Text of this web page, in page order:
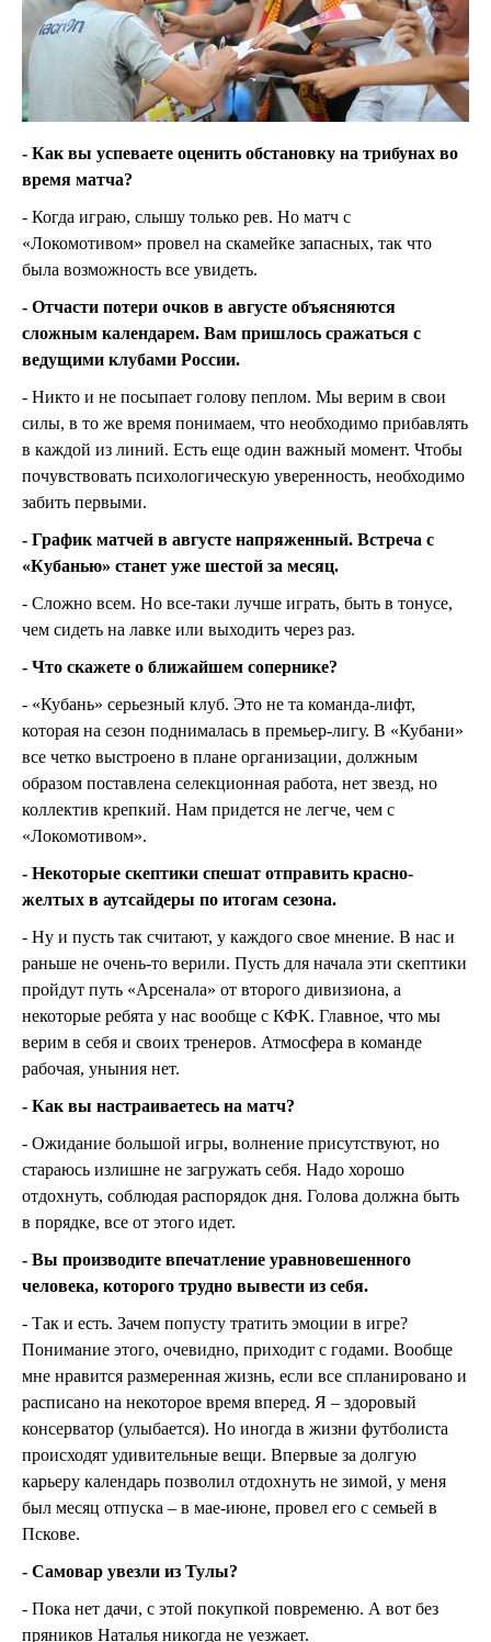
- Как вы успеваете оценить обстановку на трибунах во
время матча?
- Когда играю, слышу только рев. Но матч с
«Локомотивом» провел на скамейке запасных, так что
была возможность все увидеть.
- Отчасти потери очков в августе объясняются
сложным календарем. Вам пришлось сражаться с
ведущими клубами России.
- Никто и не посыпает голову пеплом. Мы верим в свои
силы, в то же время понимаем, что необходимо прибавлять
в каждой из линий. Есть еще один важный момент. Чтобы
почувствовать психологическую уверенность, необходимо
забить первыми.
- График матчей в августе напряженный. Встреча с
«Кубанью» станет уже шестой за месяц.
- Сложно всем. Но все-таки лучше играть, быть в тонусе,
чем сидеть на лавке или выходить через раз.
- Что скажете о ближайшем сопернике?
- «Кубань» серьезный клуб. Это не та команда-лифт,
которая на сезон поднималась в премьер-лигу. В «Кубани»
все четко выстроено в плане организации, должным
образом поставлена селекционная работа, нет звезд, но
коллектив крепкий. Нам придется не легче, чем с
«Локомотивом».
- Некоторые скептики спешат отправить красно-
желтых в аутсайдеры по итогам сезона.
- Ну и пусть так считают, у каждого свое мнение. В нас и
раньше не очень-то верили. Пусть для начала эти скептики
пройдут путь «Арсенала» от второго дивизиона, а
некоторые ребята у нас вообще с КФК. Главное, что мы
верим в себя и своих тренеров. Атмосфера в команде
рабочая, уныния нет.
- Как вы настраиваетесь на матч?
- Ожидание большой игры, волнение присутствуют, но
стараюсь излишне не загружать себя. Надо хорошо
отдохнуть, соблюдая распорядок дня. Голова должна быть
в порядке, все от этого идет.
- Вы производите впечатление уравновешенного
человека, которого трудно вывести из себя.
- Так и есть. Зачем попусту тратить эмоции в игре?
Понимание этого, очевидно, приходит с годами. Вообще
мне нравится размеренная жизнь, если все спланировано и
расписано на некоторое время вперед. Я – здоровый
консерватор (улыбается). Но иногда в жизни футболиста
происходят удивительные вещи. Впервые за долгую
карьеру календарь позволил отдохнуть не зимой, у меня
был месяц отпуска – в мае-июне, провел его с семьей в
Пскове.
- Самовар увезли из Тулы?
- Пока нет дачи, с этой покупкой повременю. А вот без
пряников Наталья никогда не уезжает.